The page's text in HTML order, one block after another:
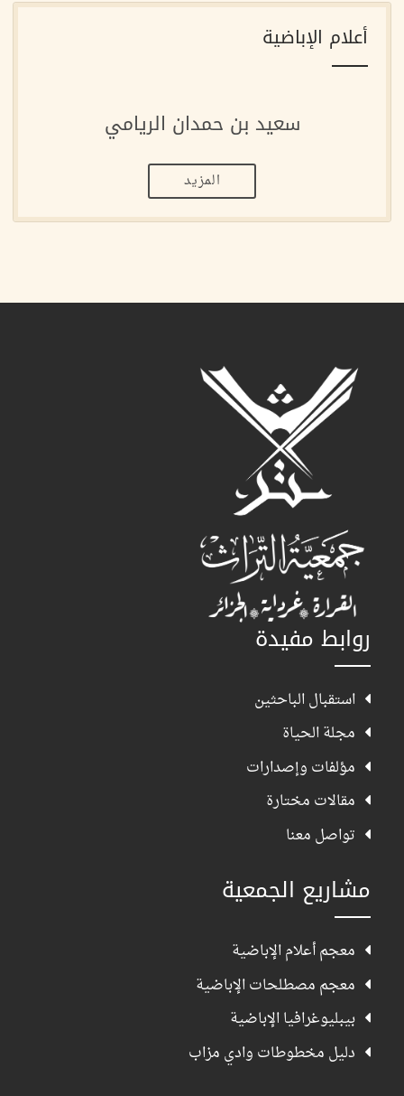
أعلام الإباضية
سعيد بن حمدان الريامي
المزيد
روابط مفيدة
استقبال الباحثين
مجلة الحياة
مؤلفات وإصدارات
مقالات مختارة
تواصل معنا
مشاريع الجمعية
معجم أعلام الإباضية
معجم مصطلحات الإباضية
بيبليوغرافيا الإباضية
دليل مخطوطات وادي مزاب